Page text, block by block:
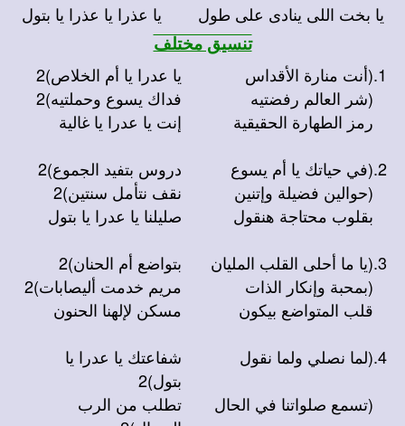
يا بخت اللى ينادى على طول يا عذرا يا عذرا يا بتول
تنسيق مختلف
1. (أنت منارة الأقداس
يا عدرا يا أم الخلاص)2
(شر العالم رفضتيه
فداك يسوع وحملتيه)2
رمز الطهارة الحقيقية
إنت يا عدرا يا غالية
2. (في حياتك يا أم يسوع
دروس بتفيد الجموع)2
(حوالين فضيلة وإتنين
نقف نتأمل سنتين)2
بقلوب محتاجة هنقول
صليلنا يا عدرا يا بتول
3. (يا ما أحلى القلب المليان
بتواضع أم الحنان)2
(بمحبة وإنكار الذات
مريم خدمت أليصابات)2
قلب المتواضع بيكون
مسكن لإلهنا الحنون
4. (لما نصلي ولما نقول
شفاعتك يا عدرا يا
بتول)2
(تسمع صلواتنا في الحال
تطلب من الرب